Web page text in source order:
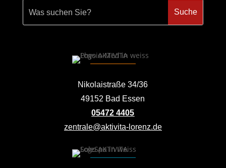
Nikolaistraße 34/36
49152 Bad Essen
05472 4405
zentrale@aktivita-lorenz.de